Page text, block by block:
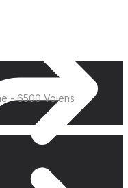
- 6500 Vojens